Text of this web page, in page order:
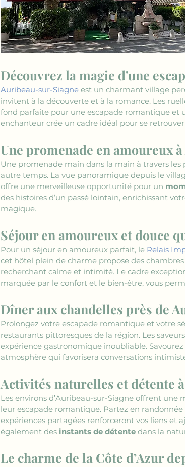
Découvrez la magie d'une
Auribeau-sur-Siagne est un charmant village
invitent à la découverte et à la romance. Les
fond parfaite pour une escapade romantique et
enchanteur crée un cadre idéal pour se
Une promenade en amoureux
Une promenade main dans la main à travers les
autre temps. La vue panoramique depuis le
offre une merveilleuse opportunité pour un
des histoires d’un passé lointain, enrichissant
magique.
Séjour en amoureux et douce
Pour un séjour en amoureux parfait, le Relais
cet hôtel plein de charme propose des
recherchant calme et intimité. Le cadre
marquée par le confort et le bien-être, vous
Dîner aux chandelles près de
Prolongez votre escapade romantique et votre
restaurants pittoresques de la région. Les
expérience gastronomique inoubliable.
atmosphère qui favorisera conversations
Activités naturelles et détente
Les environs d’Auribeau-sur-Siagne offrent
leur escapade romantique. Partez en randonnée
expériences partagées renforceront vos liens et
également des instants de détente dans la
Le charme de la Côte d’Azur